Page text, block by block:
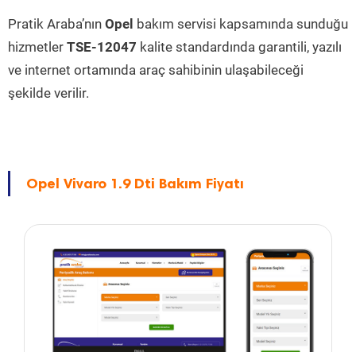
Pratik Araba’nın Opel bakım servisi kapsamında sunduğu
hizmetler TSE-12047 kalite standardında garantili, yazılı
ve internet ortamında araç sahibinin ulaşabileceği
şekilde verilir.
Opel Vivaro 1.9 Dti Bakım Fiyatı